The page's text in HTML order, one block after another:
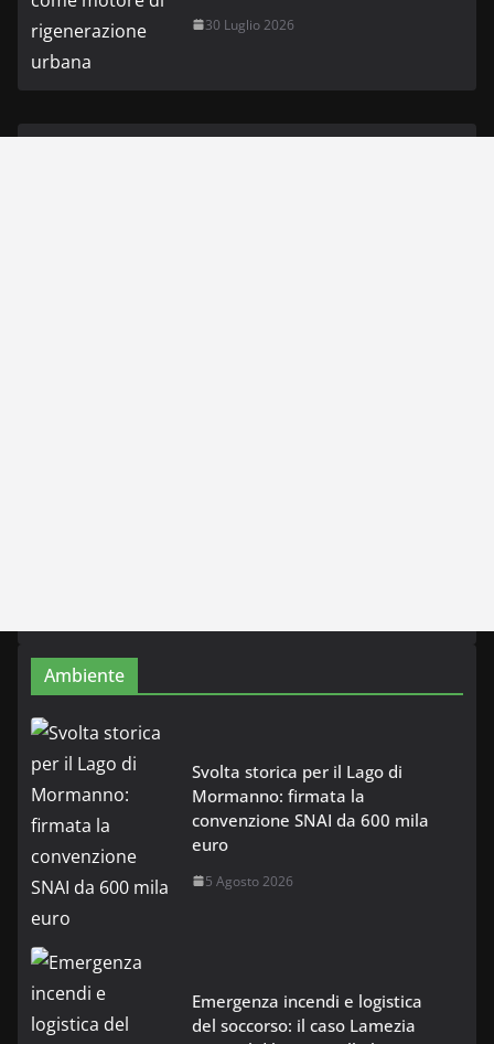
30 Luglio 2026
Ambiente
Svolta storica per il Lago di
Mormanno: firmata la
convenzione SNAI da 600 mila
euro
5 Agosto 2026
Emergenza incendi e logistica
del soccorso: il caso Lamezia